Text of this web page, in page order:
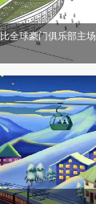
全球豪门俱乐部主场